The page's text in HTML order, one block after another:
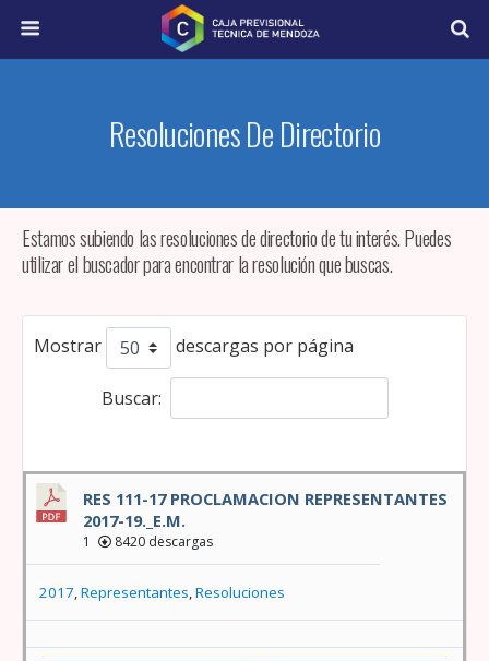
Resoluciones De Directorio
Estamos subiendo las resoluciones de directorio de tu interés. Puedes
utilizar el buscador para encontrar la resolución que buscas.
Mostrar descargas por página
Buscar:
RES 111-17 PROCLAMACION REPRESENTANTES
2017-19._E.M.
1 8420 descargas
2017,Representantes,Resoluciones